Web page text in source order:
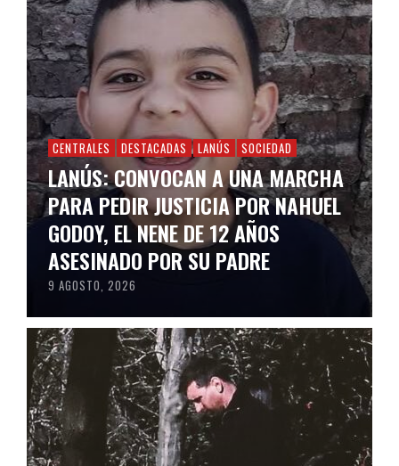
CENTRALES DESTACADAS LANÚS SOCIEDAD
LANÚS: CONVOCAN A UNA MARCHA
PARA PEDIR JUSTICIA POR NAHUEL
GODOY, EL NENE DE 12 AÑOS
ASESINADO POR SU PADRE
9 AGOSTO, 2026